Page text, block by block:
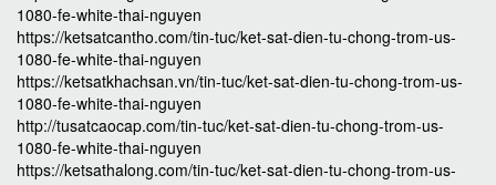
1080-fe-white-thai-nguyen
https://ketsatcantho.com/tin-tuc/ket-sat-dien-tu-chong-trom-us-
1080-fe-white-thai-nguyen
https://ketsatkhachsan.vn/tin-tuc/ket-sat-dien-tu-chong-trom-us-
1080-fe-white-thai-nguyen
http://tusatcaocap.com/tin-tuc/ket-sat-dien-tu-chong-trom-us-
1080-fe-white-thai-nguyen
https://ketsathalong.com/tin-tuc/ket-sat-dien-tu-chong-trom-us-